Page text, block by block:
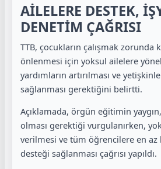
AİLELERE DESTEK,
DENETİM ÇAĞRISI
TTB, çocukların çalışmak zorunda
önlenmesi için yoksul ailelere
yardımların artırılması ve
sağlanması gerektiğini belirtti.
Açıklamada, örgün eğitimin
olması gerektiği vurgulanırken,
verilmesi ve tüm öğrencilere en
desteği sağlanması çağrısı yapıldı.